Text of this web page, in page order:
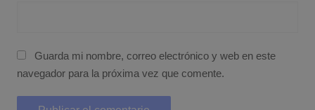
Guarda mi nombre, correo electrónico y web en este
navegador para la próxima vez que comente.